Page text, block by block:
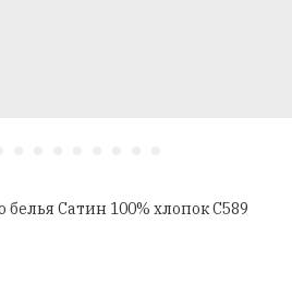
Сатин 100% хлопок C589